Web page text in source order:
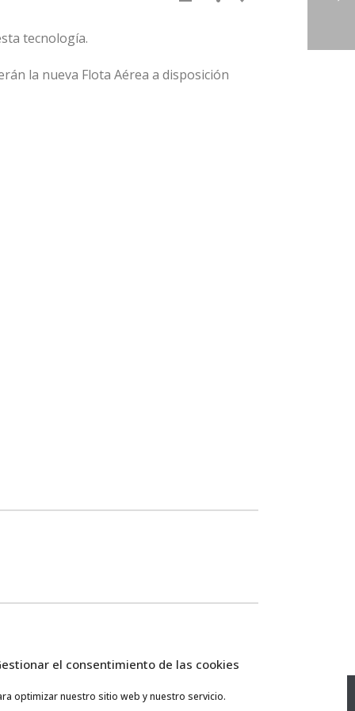
el consentimiento de las cookies
optimizar nuestro sitio web y nuestro servicio.
tecnología.
la nueva Flota Aérea a disposición